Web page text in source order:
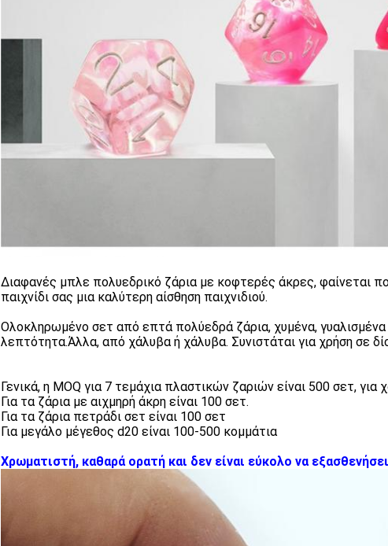
Διαφανές μπλε πολυεδρικό ζάρια με κοφτερές άκρες, φαίνεται
παιχνίδι σας μια καλύτερη αίσθηση παιχνιδιού.
Ολοκληρωμένο σετ από επτά πολύεδρά ζάρια, χυμένα, γυαλισμένα
λεπτότητα.Άλλα, από χάλυβα ή χάλυβα. Συνιστάται για χρήση σε
Γενικά, η MOQ για 7 τεμάχια πλαστικών ζαριών είναι 500 σετ,
Για τα ζάρια με αιχμηρή άκρη είναι 100 σετ.
Για τα ζάρια πετράδι σετ είναι 100 σετ
Για μεγάλο μέγεθος d20 είναι 100-500 κομμάτια
Χρωματιστή, καθαρά ορατή και δεν είναι εύκολο να εξασθενήσει